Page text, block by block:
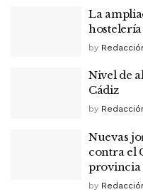
La
by
Nivel de
Cádiz
by
Nuevas
contra el
provincia
by